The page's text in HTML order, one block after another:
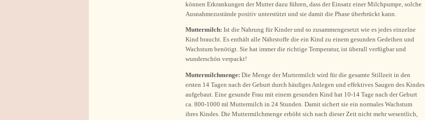
können Erkrankungen der Mutter dazu führen, dass der Einsatz einer Milchpumpe, solche
Ausnahmezustände positiv unterstützt und sie damit die Phase überbrückt kann.
Muttermilch: Ist die Nahrung für Kinder und so zusammengesetzt wie es jedes einzelne
Kind braucht. Es enthält alle Nährstoffe die ein Kind zu einem gesunden Gedeihen und
Wachstum benötigt. Sie hat immer die richtige Temperatur, ist überall verfügbar und
wunderschön verpackt!
Muttermilchmenge: Die Menge der Muttermilch wird für die gesamte Stillzeit in den
ersten 14 Tagen nach der Geburt durch häufiges Anlegen und effektives Saugen des Kindes
aufgebaut. Eine gesunde Frau mit einem gesunden Kind hat 10-14 Tage nach der Geburt
ca. 800-1000 ml Muttermilch in 24 Stunden. Damit sichert sie ein normales Wachstum
ihres Kindes. Die Muttermilchmenge erhöht sich nach dieser Zeit nicht mehr wesentlich,